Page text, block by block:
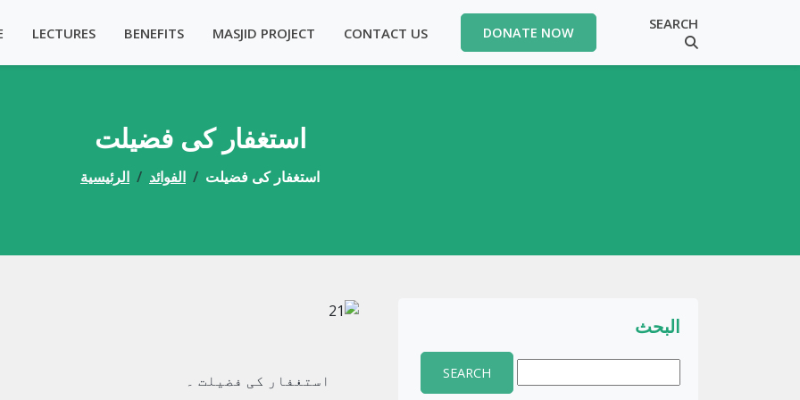
LECTURES BENEFITS MASJID PROJECT CONTACT US DONATE NOW
SEARCH
استغفار کی فضیلت
الرئيسية الفوائد استغفار کی فضیلت
استغفار کی فضیلت ۔
البحث
Search
for: